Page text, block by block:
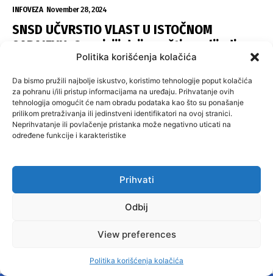
Politika korišćenja kolačića
Da bismo pružili najbolje iskustvo, koristimo tehnologije poput kolačića
za pohranu i/ili pristup informacijama na uređaju. Prihvatanje ovih
tehnologija omogućit će nam obradu podataka kao što su ponašanje
prilikom pretraživanja ili jedinstveni identifikatori na ovoj stranici.
Neprihvatanje ili povlačenje pristanka može negativno uticati na
određene funkcije i karakteristike
Prihvati
Odbij
View preferences
Politika korišćenja kolačića
INFOVEZA November 28, 2024
SNSD UČVRSTIO VLAST U ISTOČNOM
SARAJEVU: Opoziciji dvije opštine, slijedi
raspodjela funkcija
ISTOČNA ILIDŽA November 27, 2024
NAJPOPULARNIJI ČLANCI
VELIKA KLADUŠA I BANOVIĆI ZA PROMJENE:
November 29, 2024
GRAĐANI NE KAŽNJAVAJU ODGOVORNE: Milići,
Kneževo, Derventa, Doboj i Teslić pod
šapom istih stranaka
SNSD UČVRSTIO VLAST U ISTOČNOM